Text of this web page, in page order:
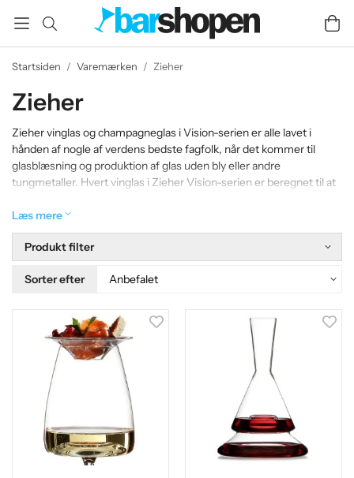
Startsiden / Varemærken / Zieher
Zieher
Zieher vinglas og champagneglas i Vision-serien er alle lavet i
hånden af ​​nogle af verdens bedste fagfolk, når det kommer til
glasblæsning og produktion af glas uden bly eller andre
tungmetaller. Hvert vinglas i Zieher Vision-serien er beregnet til at
bedste måde og er derfor designet og produceret i samarbejde
med sommelier og iværksætter Silvio Nitzsche.
Læs mere
Produkt filter
Sorter efter